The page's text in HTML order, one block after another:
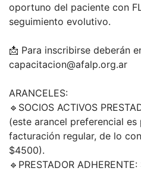
oportuno del paciente con
seguimiento evolutivo.
📩 Para inscribirse deberán
capacitacion@afalp.org.ar
ARANCELES:
🔹SOCIOS ACTIVOS
(este arancel preferencial es
facturación regular, de lo
$4500).
🔹PRESTADOR